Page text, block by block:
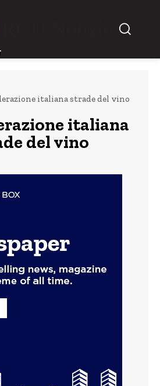
italiana strade del vino
italiana
del vino